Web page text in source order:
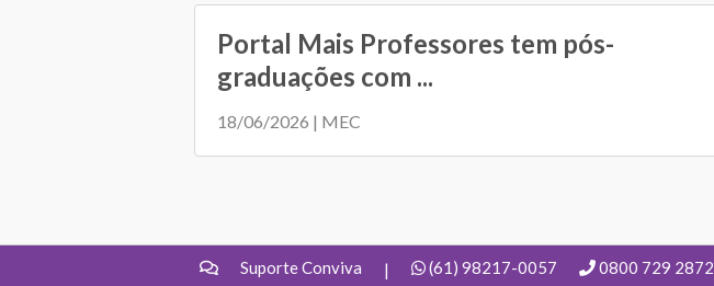
Portal Mais Professores tem pós-
graduações com ...
18/06/2026 | MEC
Suporte Conviva | (61) 98217-0057 0800 729 2872